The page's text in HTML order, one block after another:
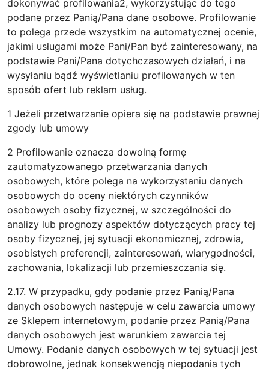
dokonywać profilowania2, wykorzystując do tego
podane przez Panią/Pana dane osobowe. Profilowanie
to polega przede wszystkim na automatycznej ocenie,
jakimi usługami może Pani/Pan być zainteresowany, na
podstawie Pani/Pana dotychczasowych działań, i na
wysyłaniu bądź wyświetlaniu profilowanych w ten
sposób ofert lub reklam usług.
1 Jeżeli przetwarzanie opiera się na podstawie prawnej
zgody lub umowy
2 Profilowanie oznacza dowolną formę
zautomatyzowanego przetwarzania danych
osobowych, które polega na wykorzystaniu danych
osobowych do oceny niektórych czynników
osobowych osoby fizycznej, w szczególności do
analizy lub prognozy aspektów dotyczących pracy tej
osoby fizycznej, jej sytuacji ekonomicznej, zdrowia,
osobistych preferencji, zainteresowań, wiarygodności,
zachowania, lokalizacji lub przemieszczania się.
2.17. W przypadku, gdy podanie przez Panią/Pana
danych osobowych następuje w celu zawarcia umowy
ze Sklepem internetowym, podanie przez Panią/Pana
danych osobowych jest warunkiem zawarcia tej
Umowy. Podanie danych osobowych w tej sytuacji jest
dobrowolne, jednak konsekwencją niepodania tych